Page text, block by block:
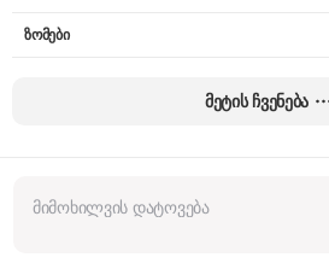
ზომები
მეტის ჩვენება